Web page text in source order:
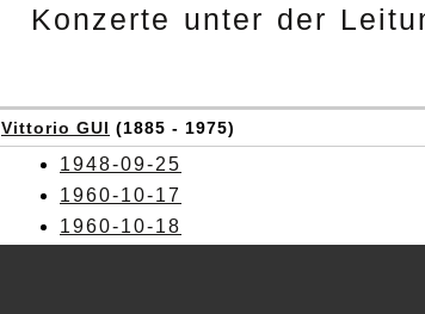
Konzerte unter der
Vittorio GUI (1885 - 1975)
1948-09-25
1960-10-17
1960-10-18